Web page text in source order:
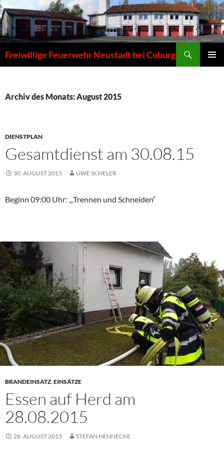
Zum
Inhalt
springen
Freiwillige Feuerwehr Neustadt bei Coburg
Archiv des Monats: August 2015
DIENSTPLAN
Gesamtdienst am 30.08.15
30. AUGUST 2015 UWE SCHELER
Beginn 09:00 Uhr: „‚Trennen und Schneiden“
BRANDEINSATZ,EINSÄTZE
Essen auf Herd am
28.08.2015
28. AUGUST 2015 STEFAN HENNECKE